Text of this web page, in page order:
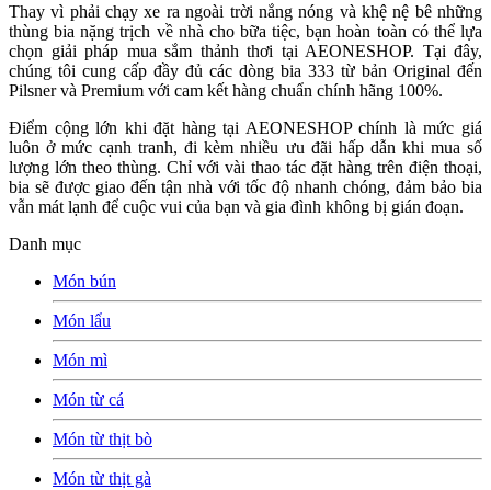
Thay vì phải chạy xe ra ngoài trời nắng nóng và khệ nệ bê những
thùng bia nặng trịch về nhà cho bữa tiệc, bạn hoàn toàn có thể lựa
chọn giải pháp mua sắm thảnh thơi tại AEONESHOP. Tại đây,
chúng tôi cung cấp đầy đủ các dòng bia 333 từ bản Original đến
Pilsner và Premium với cam kết hàng chuẩn chính hãng 100%.
Điểm cộng lớn khi đặt hàng tại AEONESHOP chính là mức giá
luôn ở mức cạnh tranh, đi kèm nhiều ưu đãi hấp dẫn khi mua số
lượng lớn theo thùng. Chỉ với vài thao tác đặt hàng trên điện thoại,
bia sẽ được giao đến tận nhà với tốc độ nhanh chóng, đảm bảo bia
vẫn mát lạnh để cuộc vui của bạn và gia đình không bị gián đoạn.
Danh mục
Món bún
Món lẩu
Món mì
Món từ cá
Món từ thịt bò
Món từ thịt gà